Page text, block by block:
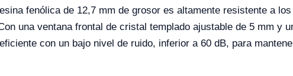
fenólica de 12,7 mm de grosor es altamente resistente a
una ventana frontal de cristal templado ajustable de 5 mm y
con un bajo nivel de ruido, inferior a 60 dB, para